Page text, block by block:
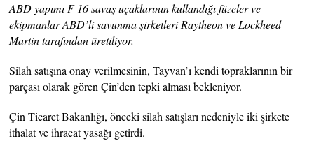
ABD yapımı F-16 savaş uçaklarının kullandığı füzeler ve
ekipmanlar ABD’li savunma şirketleri Raytheon ve Lockheed
Martin tarafından üretiliyor.
Silah satışına onay verilmesinin, Tayvan’ı kendi topraklarının bir
parçası olarak gören Çin’den tepki alması bekleniyor.
Çin Ticaret Bakanlığı, önceki silah satışları nedeniyle iki şirkete
ithalat ve ihracat yasağı getirdi.